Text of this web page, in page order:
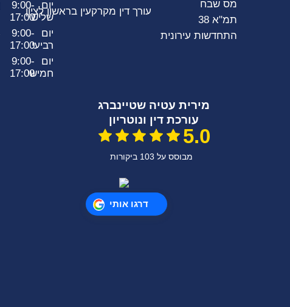
מס שבח
תמ"א 38
התחדשות עירונית
עורך דין מקרקעין בראשון לציון
יום
שלישי
יום
רביעי
יום
חמישי
9:00-
17:00
9:00-
17:00
9:00-
17:00
מירית עטיה שטיינברג
עורכת דין ונוטריון
5.0
מבוסס על 103 ביקורות
דרגו אותי